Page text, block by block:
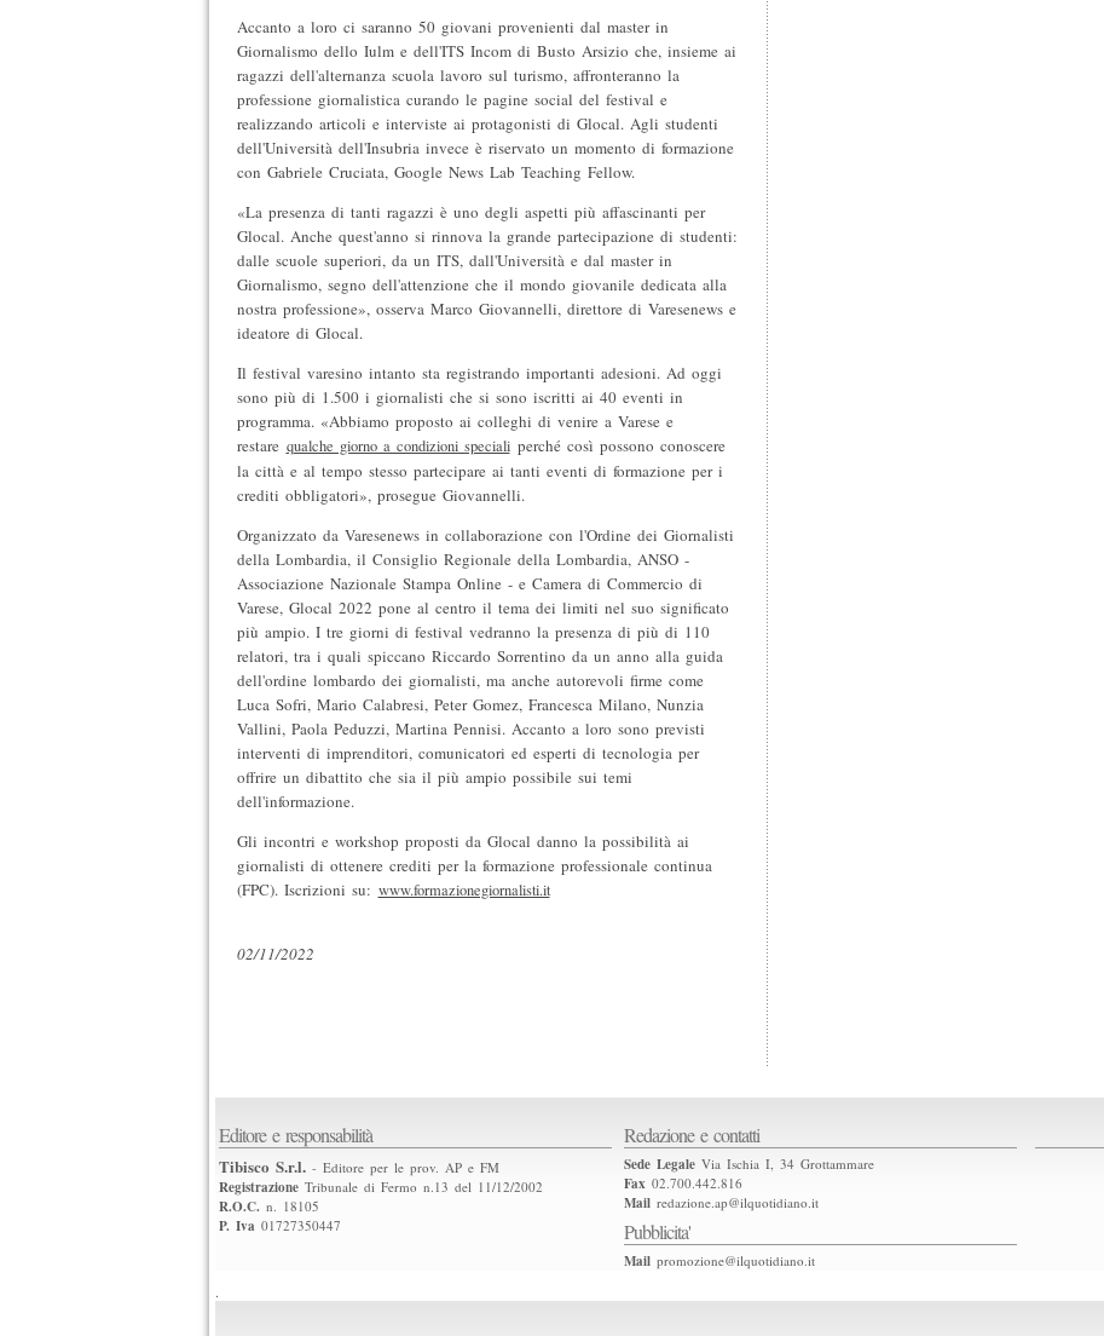
Accanto a loro ci saranno 50 giovani provenienti dal master in
Giornalismo dello Iulm e dell'ITS Incom di Busto Arsizio che, insieme ai
ragazzi dell'alternanza scuola lavoro sul turismo, affronteranno la
professione giornalistica curando le pagine social del festival e
realizzando articoli e interviste ai protagonisti di Glocal. Agli studenti
dell'Università dell'Insubria invece è riservato un momento di formazione
con Gabriele Cruciata, Google News Lab Teaching Fellow.
«La presenza di tanti ragazzi è uno degli aspetti più affascinanti per
Glocal. Anche quest'anno si rinnova la grande partecipazione di studenti:
dalle scuole superiori, da un ITS, dall'Università e dal master in
Giornalismo, segno dell'attenzione che il mondo giovanile dedicata alla
nostra professione», osserva Marco Giovannelli, direttore di Varesenews e
ideatore di Glocal.
Il festival varesino intanto sta registrando importanti adesioni. Ad oggi
sono più di 1.500 i giornalisti che si sono iscritti ai 40 eventi in
programma. «Abbiamo proposto ai colleghi di venire a Varese e
restare qualche giorno a condizioni specialiperché così possono conoscere
la città e al tempo stesso partecipare ai tanti eventi di formazione per i
crediti obbligatori», prosegue Giovannelli.
Organizzato da Varesenews in collaborazione con l'Ordine dei Giornalisti
della Lombardia, il Consiglio Regionale della Lombardia, ANSO -
Associazione Nazionale Stampa Online - e Camera di Commercio di
Varese, Glocal 2022 pone al centro il tema dei limiti nel suo significato
più ampio. I tre giorni di festival vedranno la presenza di più di 110
relatori, tra i quali spiccano Riccardo Sorrentino da un anno alla guida
dell'ordine lombardo dei giornalisti, ma anche autorevoli firme come
Luca Sofri, Mario Calabresi, Peter Gomez, Francesca Milano, Nunzia
Vallini, Paola Peduzzi, Martina Pennisi. Accanto a loro sono previsti
interventi di imprenditori, comunicatori ed esperti di tecnologia per
offrire un dibattito che sia il più ampio possibile sui temi
dell'informazione.
Gli incontri e workshop proposti da Glocal danno la possibilità ai
giornalisti di ottenere crediti per la formazione professionale continua
(FPC). Iscrizioni su: www.formazionegiornalisti.it
02/11/2022
Editore e responsabilità
Tibisco S.r.l.- Editore per le prov. AP e FM
RegistrazioneTribunale di Fermo n.13 del 11/12/2002
R.O.C. n. 18105
P. Iva 01727350447
Redazione e contatti
Sede LegaleVia Ischia I, 34 Grottammare
Fax 02.700.442.816
Mailredazione.ap@ilquotidiano.it
Pubblicita'
Mailpromozione@ilquotidiano.it
.